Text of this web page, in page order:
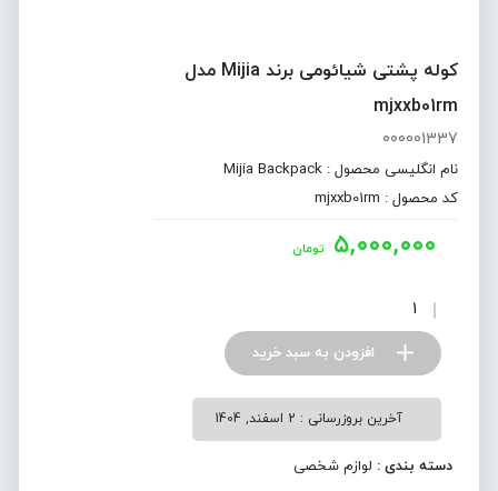
کوله پشتی شیائومی برند Mijia مدل
mjxxb01rm
000001337
نام انگلیسی محصول : Mijia Backpack
کد محصول : mjxxb01rm
۵,۰۰۰,۰۰۰ تومان
افزودن به سبد خرید
آخرین بروزرسانی : 2 اسفند, 1404
دسته بندی : لوازم شخصی